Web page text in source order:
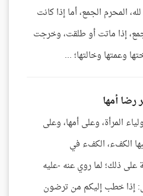
المحرم الجمع، أما إذا كانت
إذا ماتت أو طلقت، وخرجت
وعمتها وخالتها؛ ...
رضا أمها
المرأة، وعلى أمها، وعلى
الكفء، الكفء في
على ذلك؛ لما روي عنه -عليه
إذا خطب إليكم من ترضون